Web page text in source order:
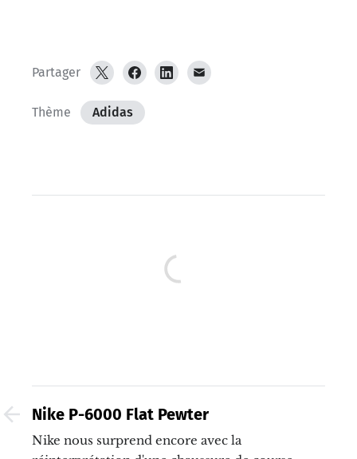
Partager
Thème Adidas
Nike P-6000 Flat Pewter
Nike nous surprend encore avec la